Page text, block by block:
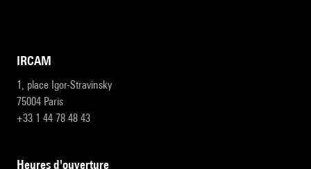
IRCAM
1, place Igor-Stravinsky
75004 Paris
+33 1 44 78 48 43
heures d'ouverture